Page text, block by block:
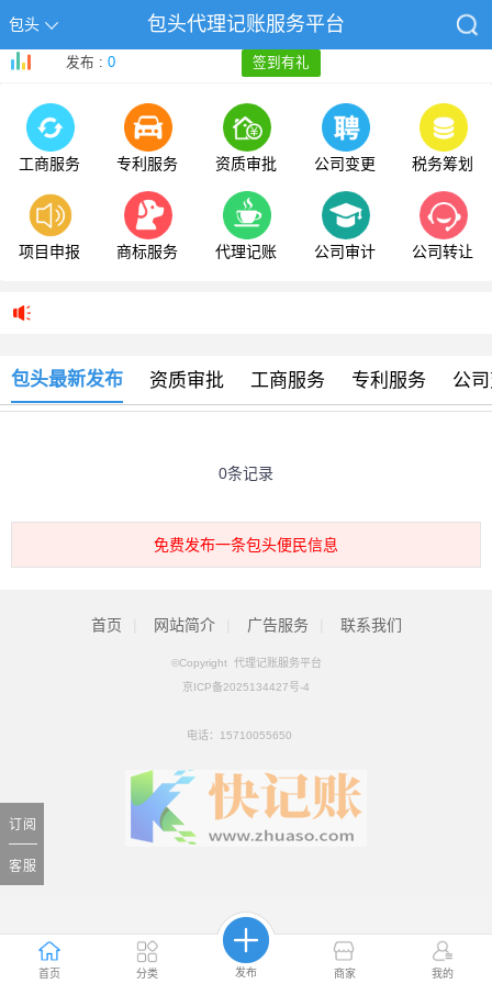
包头 包头代理记账服务平台
首页 分类 发布 商家 我的
发布 :0 签到有礼
工商服务 专利服务 资质审批 公司变更 税务筹划
项目申报 商标服务 代理记账 公司审计 公司转让
包头最新发布 资质审批 工商服务 专利服务 公
0条记录
免费发布一条包头便民信息
订阅
客服
首页 网站简介 广告服务 联系我们
©Copyright 代理记账服务平台
京ICP备2025134427号-4
电话： 15710055650